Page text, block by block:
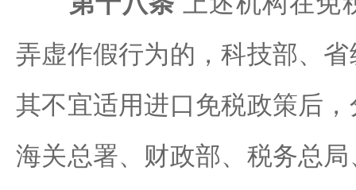
弄虚作假行为的，科技部、
其不宜适用进口免税政策后
海关总署、财政部、税务总